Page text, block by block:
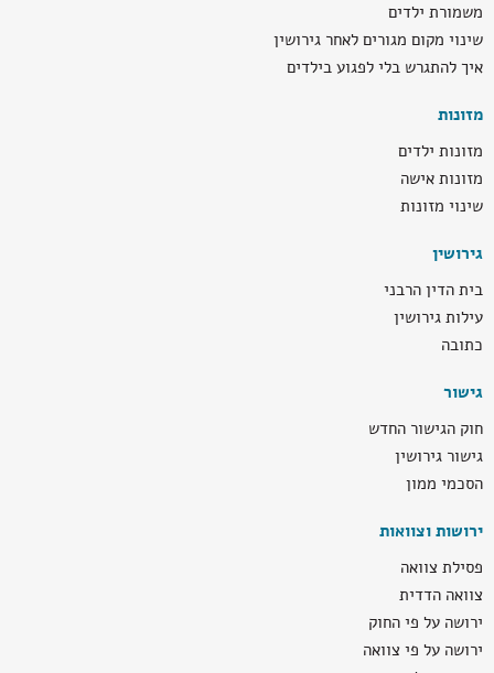
משמורת ילדים
שינוי מקום מגורים לאחר גירושין
איך להתגרש בלי לפגוע בילדים
מזונות
מזונות ילדים
מזונות אישה
שינוי מזונות
גירושין
בית הדין הרבני
עילות גירושין
כתובה
גישור
חוק הגישור החדש
גישור גירושין
הסכמי ממון
ירושות וצוואות
פסילת צוואה
צוואה הדדית
ירושה על פי החוק
ירושה על פי צוואה